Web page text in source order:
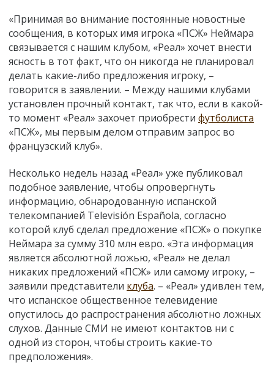
«Принимая во внимание постоянные новостные
сообщения, в которых имя игрока «ПСЖ» Неймара
связывается с нашим клубом, «Реал» хочет внести
ясность в тот факт, что он никогда не планировал
делать какие-либо предложения игроку, –
говорится в заявлении. – Между нашими клубами
установлен прочный контакт, так что, если в какой-
то момент «Реал» захочет приобрести футболиста
«ПСЖ», мы первым делом отправим запрос во
французский клуб».
Несколько недель назад «Реал» уже публиковал
подобное заявление, чтобы опровергнуть
информацию, обнародованную испанской
телекомпанией Televisión Española, согласно
которой клуб сделал предложение «ПСЖ» о покупке
Неймара за сумму 310 млн евро. «Эта информация
является абсолютной ложью, «Реал» не делал
никаких предложений «ПСЖ» или самому игроку, –
заявили представители клуба. – «Реал» удивлен тем,
что испанское общественное телевидение
опустилось до распространения абсолютно ложных
слухов. Данные СМИ не имеют контактов ни с
одной из сторон, чтобы строить какие-то
предположения».